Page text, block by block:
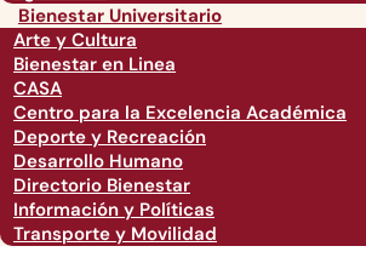
Bienestar Universitario
Arte y Cultura
Bienestar en Linea
CASA
Centro para la Excelencia Académica
Deporte y Recreación
Desarrollo Humano
Directorio Bienestar
Información y Políticas
Transporte y Movilidad